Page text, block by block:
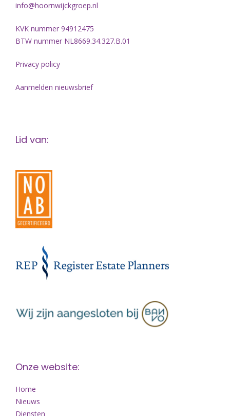
info@hoornwijckgroep.nl
KVK nummer 94912475
BTW nummer NL8669.34.327.B.01
Privacy policy
Aanmelden nieuwsbrief
Lid van:
Onze website:
Home
Nieuws
Diensten